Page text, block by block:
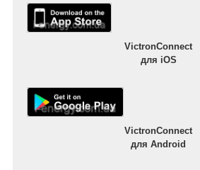
VictronConnect
для iOS
VictronConnect
для Android